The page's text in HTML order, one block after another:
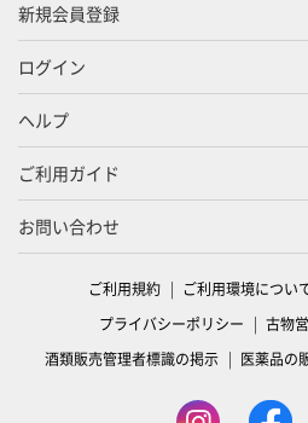
新規会員登録
ログイン
ヘルプ
ご利用ガイド
お問い合わせ
ご利用規約 ご利用環境につい
プライバシーポリシー
古物
酒類販売管理者標識の掲示
医薬品の